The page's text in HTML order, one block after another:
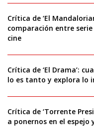
Crítica de ‘El
comparación entre
cine
Crítica de ‘El Drama’:
lo es tanto y explora lo
Crítica de ‘Torrente
a ponernos en el